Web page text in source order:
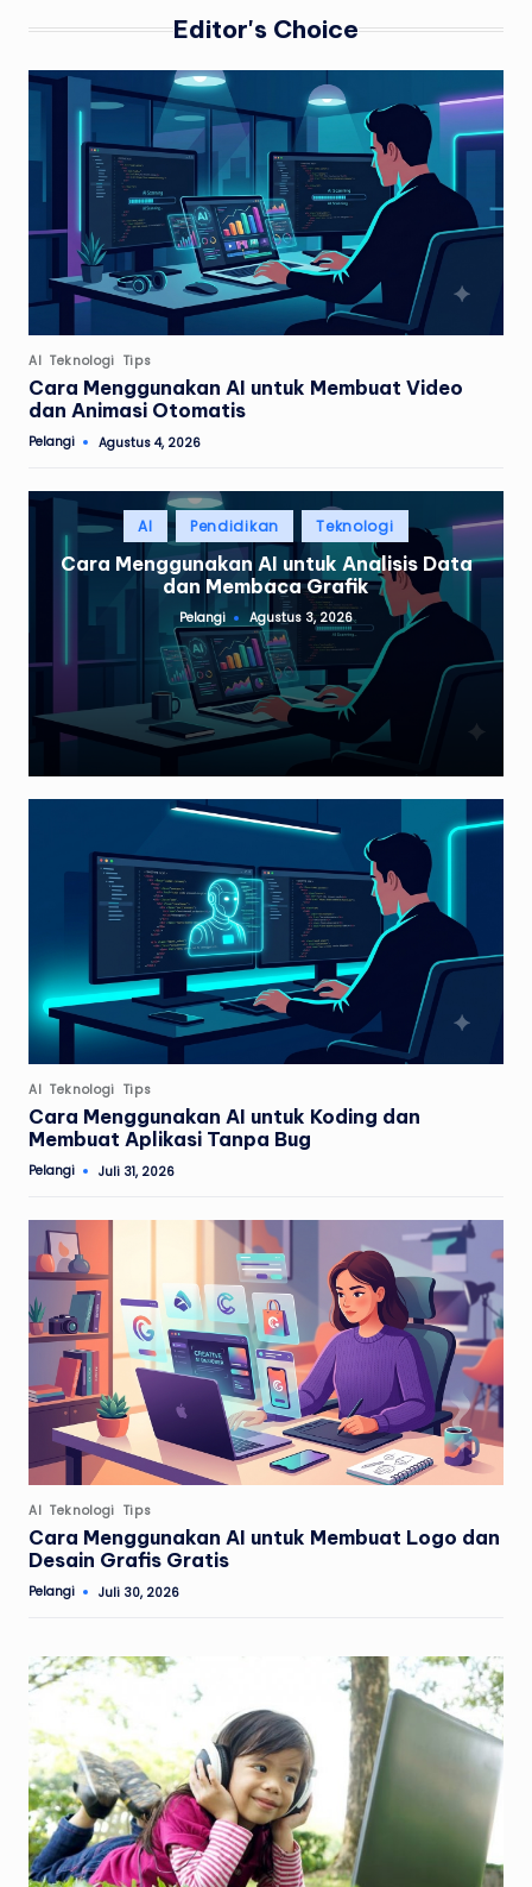
Editor's Choice
Posted
in
AI Teknologi Tips
Cara Menggunakan AI untuk Membuat Video
dan Animasi Otomatis
Posted
Pelangi Agustus 4, 2026
Posted
inAI Pendidikan Teknologi
Cara Menggunakan AI untuk Analisis Data
dan Membaca Grafik
Posted
by
Pelangi Agustus 3, 2026
Posted
in
AI Teknologi Tips
Cara Menggunakan AI untuk Koding dan
Membuat Aplikasi Tanpa Bug
Posted
Pelangi Juli 31, 2026
Posted
in
AI Teknologi Tips
Cara Menggunakan AI untuk Membuat Logo dan
Desain Grafis Gratis
Posted
Pelangi Juli 30, 2026